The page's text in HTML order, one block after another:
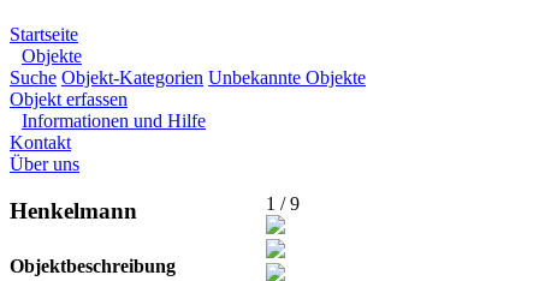
Startseite
Objekte
Suche Objekt-Kategorien Unbekannte Objekte
Objekt erfassen
Informationen und Hilfe
Kontakt
Über uns
Henkelmann
Objektbeschreibung
1 / 9